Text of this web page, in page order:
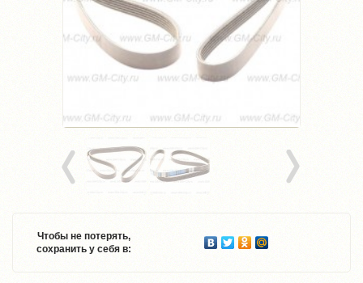
Чтобы не потерять,
сохранить у себя в: